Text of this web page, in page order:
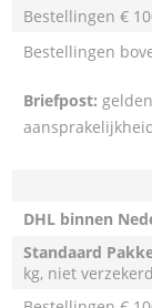
Bestellingen €
Bestellingen
Briefpost:
DHL binnen
Standaard
kg, niet verzekerd